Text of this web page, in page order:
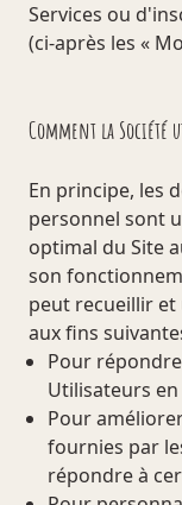
Services ou
(ci-après les «
Comment la Société
En principe, les
personnel sont
optimal du Site
son
peut recueillir
aux fins
Pour
Utilisateurs
Pour
fournies par
répondre à